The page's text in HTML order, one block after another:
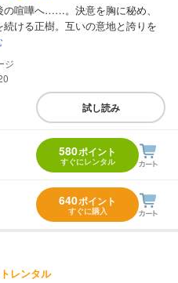
の喧嘩へ……。決意を胸に秘め、
ける正樹。互いの意地と誇りを
試し読み
580ポイント
すぐにレンタル
640ポイント
すぐに購入
レンタル